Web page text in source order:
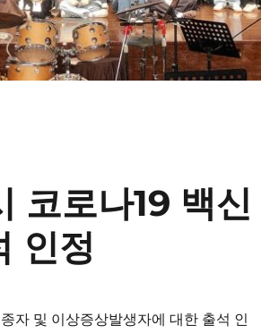
코로나19 백신
인정
자 및 이상증상발생자에 대한 출석 인